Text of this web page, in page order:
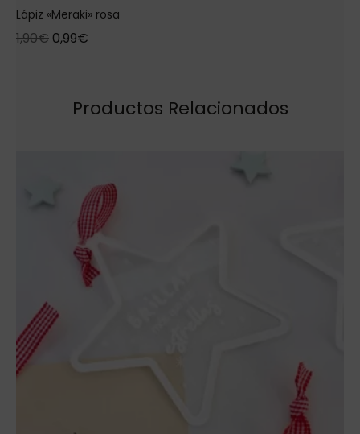
Lápiz «Meraki» rosa
1,90€ 0,99€
Productos Relacionados